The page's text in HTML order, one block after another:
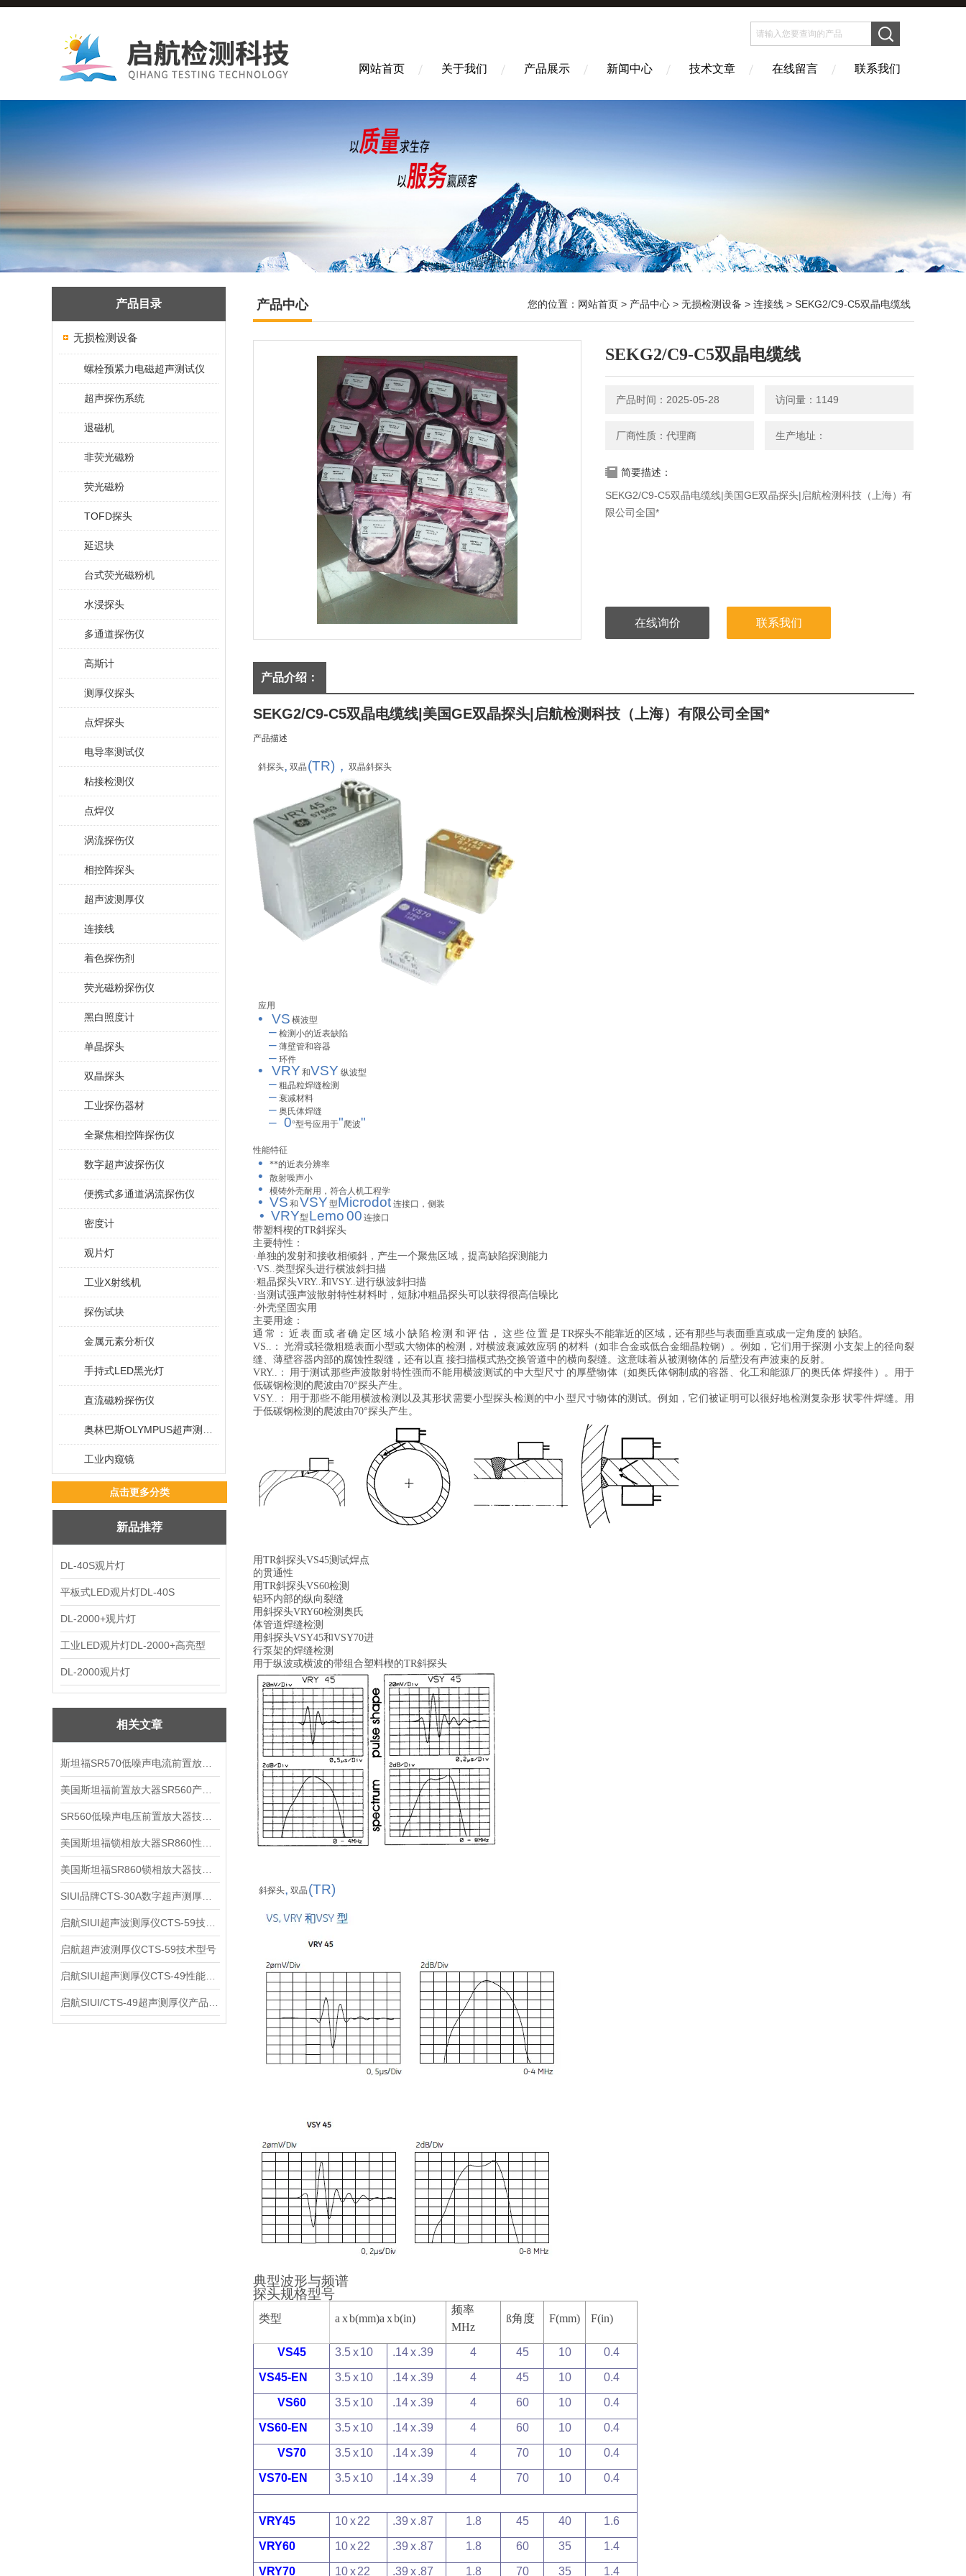
网站首页 关于我们 产品展示 新闻中心 技术文章 在线留言 联系我们
产品目录
无损检测设备
螺栓预紧力电磁超声测试仪
超声探伤系统
退磁机
非荧光磁粉
荧光磁粉
TOFD探头
延迟块
台式荧光磁粉机
水浸探头
多通道探伤仪
高斯计
测厚仪探头
点焊探头
电导率测试仪
粘接检测仪
点焊仪
涡流探伤仪
相控阵探头
超声波测厚仪
连接线
着色探伤剂
荧光磁粉探伤仪
黑白照度计
单晶探头
双晶探头
工业探伤器材
全聚焦相控阵探伤仪
数字超声波探伤仪
便携式多通道涡流探伤仪
密度计
观片灯
工业X射线机
探伤试块
金属元素分析仪
手持式LED黑光灯
直流磁粉探伤仪
工业内窥镜
点击更多分类
新品推荐
DL-40S观片灯
平板式LED观片灯DL-40S
DL-2000+观片灯
工业LED观片灯DL-2000+高亮型
DL-2000观片灯
相关文章
启航超声波测厚仪CTS-59技术型号
产品中心 您的位置： 网站首页 > 产品中心 > 无损检测设备 > 连接线 > SEKG2/C9-C5双晶电缆线
SEKG2/C9-C5双晶电缆线
产品时间：2025-05-28 访问量：1149
厂商性质：代理商 生产地址：
简要描述：
SEKG2/C9-C5双晶电缆线|美国GE双晶探头|启航检测科技（上海）有
限公司全国*
在线询价 联系我们
产品介绍：
SEKG2/C9-C5双晶电缆线 |美国GE双晶探头 |启航检测科技（上海）有限公司全国*
产品描述
斜探头, 双晶 (TR) ， 双晶斜探头
应用
• VS 横波型
– 检测小的近表缺陷
– 薄壁管和容器
– 环件
• VRY 和VSY 纵波型
– 粗晶粒焊缝检测
– 衰减材料
– 奥氏体焊缝
– 0°型号应用于"爬波"
性能特征
• **的近表分辨率
• 散射噪声小
• 模铸外壳耐用，符合人机工程学
• VS 和 VSY 型Microdot 连接口，侧装
• VRY型 Lemo00 连接口
带塑料楔的TR斜探头
主要特性：
·单独的发射和接收相倾斜，产生一个聚焦区域，提高缺陷探测能力
·VS..类型探头进行横波斜扫描
·粗晶探头VRY..和VSY..进行纵波斜扫描
·当测试强声波散射特性材料时，短脉冲粗晶探头可以获得很高信噪比
·外壳坚固实用
主要用途：
通 常 ： 近 表 面 或 者 确 定 区 域 小 缺 陷 检 测 和 评 估 ， 这 些 位 置 是 TR探头不能靠近的区域，还有那些与表面垂直或成一定角度的 缺陷。
VS..： 光滑或轻微粗糙表面小型或大物体的检测，对横波衰减效应弱 的材料（如非合金或低合金细晶粒钢）。例如，它们用于探测 小支架上的径向裂
缝、薄壁容器内部的腐蚀性裂缝，还有以直 接扫描模式热交换管道中的横向裂缝。这意味着从被测物体的 后壁没有声波束的反射。
VRY..： 用于测试那些声波散射特性强而不能用横波测试的中大型尺寸 的厚壁物体（如奥氏体钢制成的容器、化工和能源厂的奥氏体 焊接件）。用于
低碳钢检测的爬波由70°探头产生。
VSY..： 用于那些不能用横波检测以及其形状需要小型探头检测的中小 型尺寸物体的测试。例如，它们被证明可以很好地检测复杂形 状零件焊缝。用
于低碳钢检测的爬波由70°探头产生。
用TR斜探头VS45测试焊点
的贯通性
用TR斜探头VS60检测
铝环内部的纵向裂缝
用斜探头VRY60检测奥氏
体管道焊缝检测
用斜探头VSY45和VSY70进
行泵架的焊缝检测
用于纵波或横波的带组合塑料楔的TR斜探头
斜探头, 双晶 (TR)
典型波形与频谱
探头规格型号
类型 a x b(mm)a x b(in)
频率
MHz
ß角度 F(mm) F(in)
VS45 3.5 x 10 .14 x .39 4 45 10 0.4
VS45-EN 3.5 x 10 .14 x .39 4 45 10 0.4
VS60 3.5 x 10 .14 x .39 4 60 10 0.4
VS60-EN 3.5 x 10 .14 x .39 4 60 10 0.4
VS70 3.5 x 10 .14 x .39 4 70 10 0.4
VS70-EN 3.5 x 10 .14 x .39 4 70 10 0.4
VRY45 10 x 22 .39 x .87 1.8 45 40 1.6
VRY60 10 x 22 .39 x .87 1.8 60 35 1.4
VRY70 10 x 22 .39 x .87 1.8 70 35 1.4